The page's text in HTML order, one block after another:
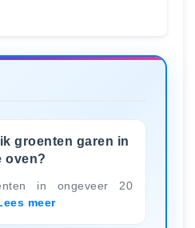
groenten garen in
oven?
in ongeveer 20
meer